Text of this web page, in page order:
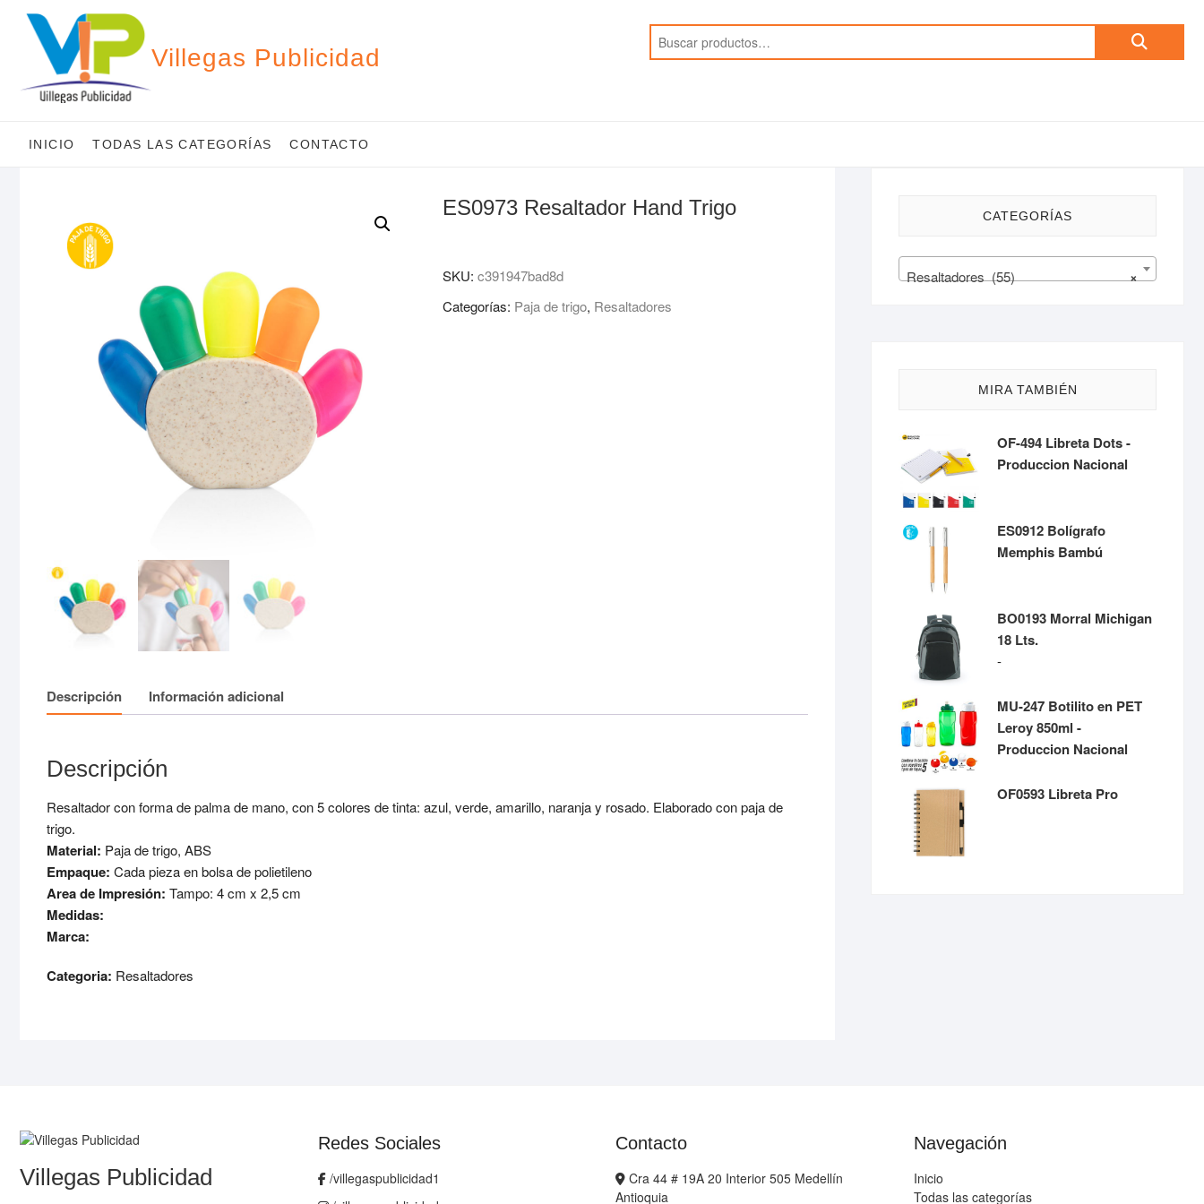
Saltar
contenido
Villegas Publicidad
Buscar
INICIO TODAS LAS CATEGORÍAS CONTACTO
ES0973 Resaltador Hand Trigo
SKU: c391947bad8d
Categorías: Paja de trigo, Resaltadores
Descripción Información adicional
Descripción
Resaltador con forma de palma de mano, con 5 colores de tinta: azul, verde, amarillo, naranja y rosado. Elaborado con paja de
trigo.
Material: Paja de trigo, ABS
Empaque: Cada pieza en bolsa de polietileno
Area de Impresión: Tampo: 4 cm x 2,5 cm
Medidas:
Marca:
Categoria: Resaltadores
CATEGORÍAS
×
Resaltadores (55)
MIRA TAMBIÉN
OF-494 Libreta Dots -
Produccion Nacional
ES0912 Bolígrafo
Memphis Bambú
BO0193 Morral Michigan
18 Lts.
-Rango
precios:
desde
$72,990
$75,190
MU-247 Botilito en PET
Leroy 850ml -
Produccion Nacional
OF0593 Libreta Pro
Villegas Publicidad
Redes Sociales
/villegaspublicidad1
Contacto
Cra 44 # 19A 20 Interior 505 Medellín
Antioquia
Navegación
Inicio
Todas las categorías